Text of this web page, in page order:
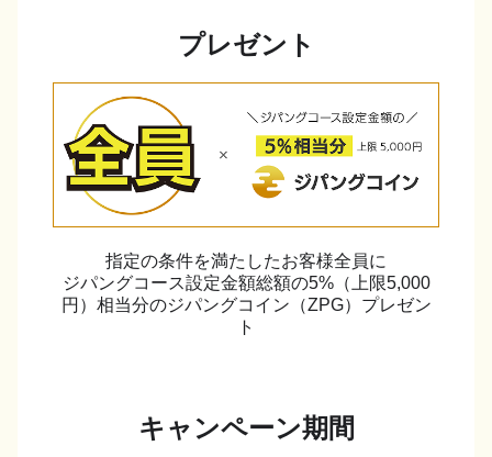
プレゼント
指定の条件を満たしたお客様全員に
ジパングコース設定金額総額の5%（上限5,000
円）相当分のジパングコイン（ZPG）プレゼン
ト
キャンペーン期間